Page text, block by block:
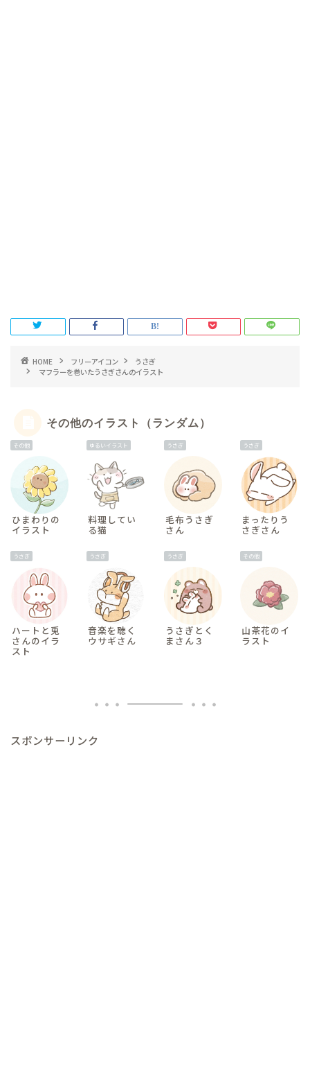
HOME フリーアイコン
うさぎ
マフラーを巻いたうさぎさんのイラスト
その他のイラスト（ランダム）
その他
ひまわりの
イラスト
ゆるいイラスト
料理してい
る猫
うさぎ
毛布うさぎ
さん
うさぎ
まったりう
さぎさん
うさぎ
ハートと兎
さんのイラ
スト
うさぎ
音楽を聴く
ウサギさん
うさぎ
うさぎとく
まさん３
その他
山茶花のイ
ラスト
スポンサーリンク